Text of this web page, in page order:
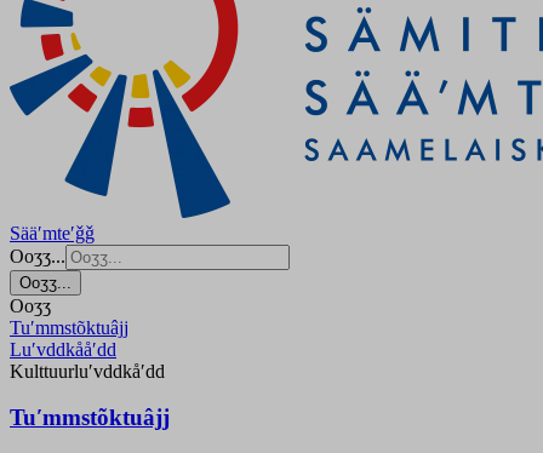
Sääʹmteʹǧǧ
Ooʒʒ...
Ooʒʒ...
Ooʒʒ
Tuʹmmstõktuâjj
Luʹvddkååʹdd
Kulttuurluʹvddkåʹdd
Tuʹmmstõktuâjj